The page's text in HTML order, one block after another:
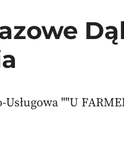
""U